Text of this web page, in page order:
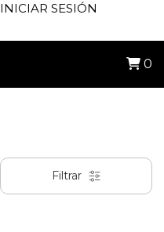
INICIAR SESIÓN
0
Filtrar